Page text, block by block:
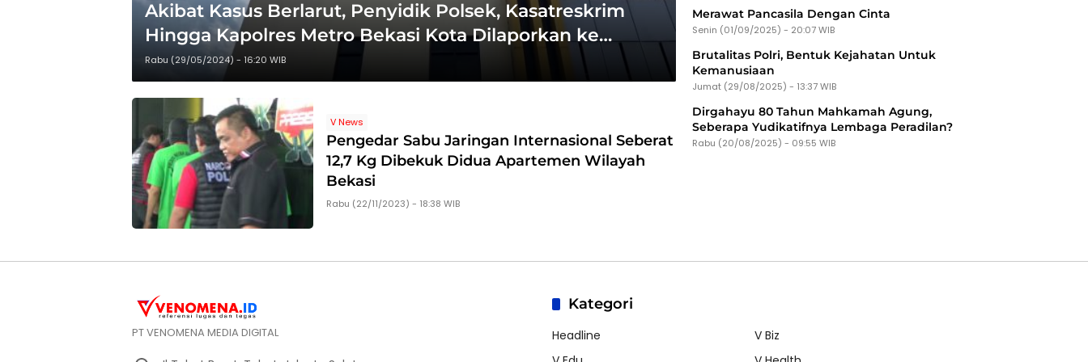
Akibat Kasus Berlarut, Penyidik Polsek, Kasatreskrim
Hingga Kapolres Metro Bekasi Kota Dilaporkan ke
Propam Polda
Rabu (29/05/2024) - 16:20 WIB
V News
Pengedar Sabu Jaringan Internasional Seberat
12,7 Kg Dibekuk Didua Apartemen Wilayah
Bekasi
Rabu (22/11/2023) - 18:38 WIB
Merawat Pancasila Dengan Cinta
Senin (01/09/2025) - 20:07 WIB
Brutalitas Polri, Bentuk Kejahatan Untuk
Kemanusiaan
Jumat (29/08/2025) - 13:37 WIB
Dirgahayu 80 Tahun Mahkamah Agung,
Seberapa Yudikatifnya Lembaga Peradilan?
Rabu (20/08/2025) - 09:55 WIB
PT VENOMENA MEDIA DIGITAL
Kategori
Headline
V Biz